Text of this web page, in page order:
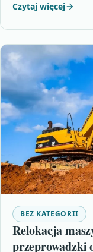
Czytaj więcej
BEZ KATEGORII
Relokacja
przeprowadzki